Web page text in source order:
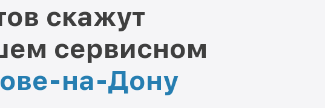
скажут
сервисном
на-Дону